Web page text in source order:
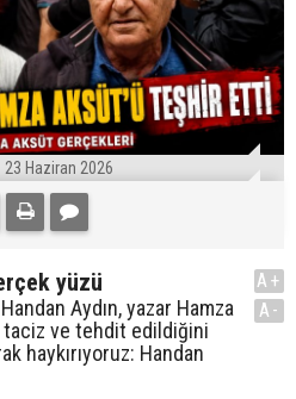
23 Haziran 2026
yüzü
Aydın, yazar Hamza
taciz ve tehdit edildiğini
haykırıyoruz: Handan
A+
A-